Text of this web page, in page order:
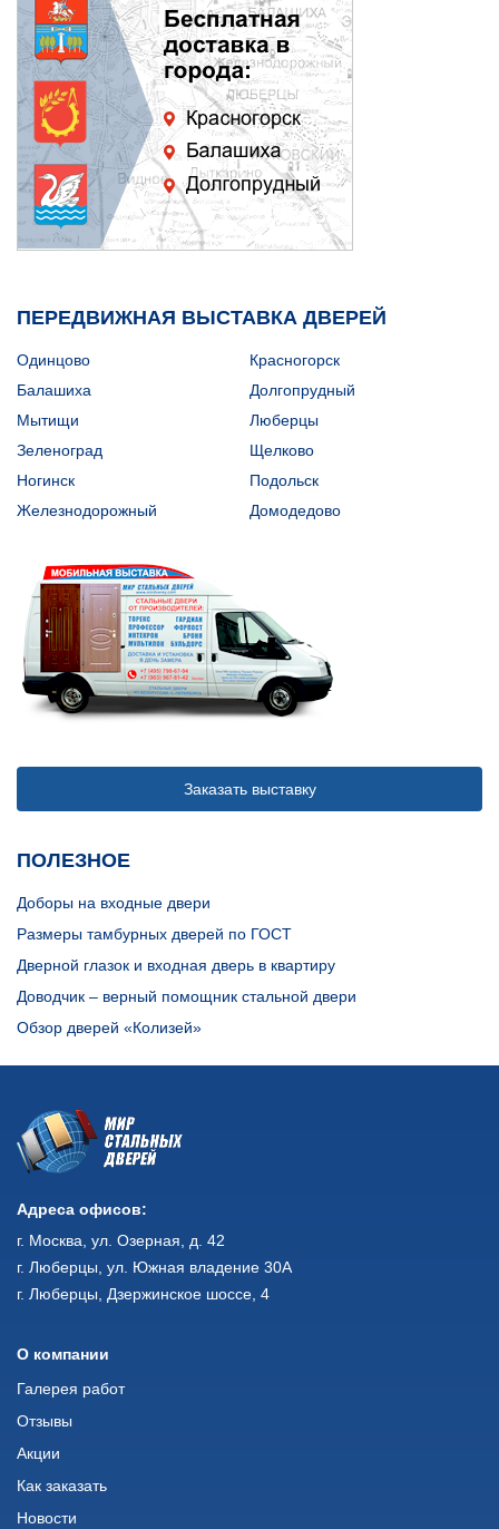
ПЕРЕДВИЖНАЯ ВЫСТАВКА ДВЕРЕЙ
Одинцово
Красногорск
Балашиха
Долгопрудный
Мытищи
Люберцы
Зеленоград
Щелково
Ногинск
Подольск
Железнодорожный
Домодедово
Заказать выставку
ПОЛЕЗНОЕ
Доборы на входные двери
Размеры тамбурных дверей по ГОСТ
Дверной глазок и входная дверь в квартиру
Доводчик – верный помощник стальной двери
Обзор дверей «Колизей»
Адреса офисов:
г. Москва, ул. Озерная, д. 42
г. Люберцы, ул. Южная владение 30А
г. Люберцы, Дзержинское шоссе, 4
О компании
Галерея работ
Отзывы
Акции
Как заказать
Новости